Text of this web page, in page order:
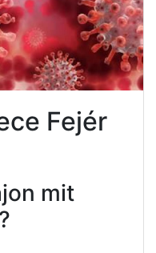
Fejér
mit